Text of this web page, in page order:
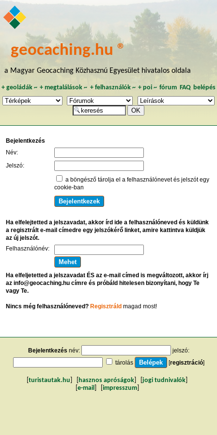
geocaching.hu ®
a Magyar Geocaching Közhasznú Egyesület hivatalos oldala
+ geoládák~ +megtalálások ~ + felhasználók~ + poi~ fórum FAQ belépés
Bejelentkezés
Név:
Jelszó:
a böngésző tárolja el a felhasználónevet és jelszót egy
cookie-ban
Ha elfelejtetted a jelszavadat, akkor írd ide a felhasználóneved és küldünk
a regisztrált e-mail címedre egy jelszókérő linket, amire kattintva küldjük
az új jelszót.
Felhasználónév:
Ha elfeljetetted a jelszavadat ÉS az e-mail címed is megváltozott, akkor írj
az info@geocaching.hu címre és próbáld hitelesen bizonyítani, hogy Te
vagy Te.
Nincs még felhasználóneved? Regisztráldmagad most!
Bejelentkezés név:
jelszó:
tárolás
[regisztráció]
turistautak.hu hasznos apróságok jogi tudnivalók
e-mail impresszum]